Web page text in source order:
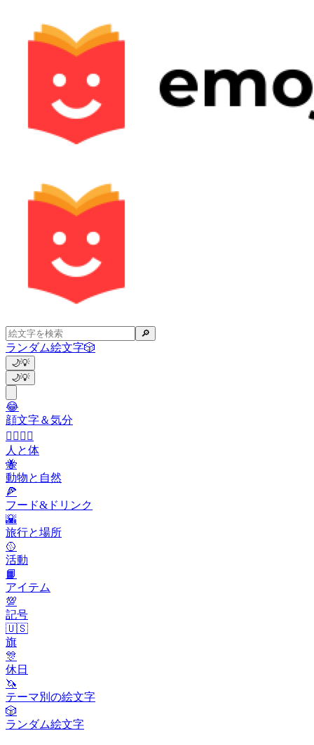
🔎
ランダム絵文字🎲
🌙💡
🌙💡
😂
顔文字＆気分
👩‍❤️‍💋‍👨
人と体
🐝
動物と自然
🍕
フード&ドリンク
🌇
旅行と場所
🥎
活動
📙
アイテム
💯
記号
🇺🇸
旗
🎊
休日
🦄
テーマ別の絵文字
🎲
ランダム絵文字